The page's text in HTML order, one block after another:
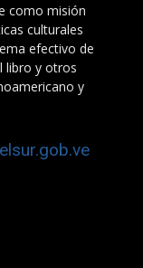
como misión
culturales
efectivo de
libro y otros
y